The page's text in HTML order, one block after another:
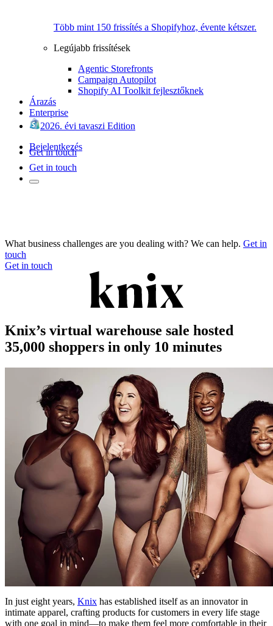
Több mint 150 frissítés a Shopifyhoz, évente kétszer.
Legújabb frissítések
Agentic Storefronts
Campaign Autopilot
Shopify AI Toolkit fejlesztőknek
Árazás
Enterprise
2026. évi tavaszi Edition
Bejelentkezés
Get in touch
Get in touch
What business challenges are you dealing with? We can help. Get in
touch
Get in touch
Knix’s virtual warehouse sale hosted
35,000 shoppers in only 10 minutes
In just eight years, Knix has established itself as an innovator in
intimate apparel, crafting products for customers in every life stage
with one goal in mind—to make them feel more comfortable in their